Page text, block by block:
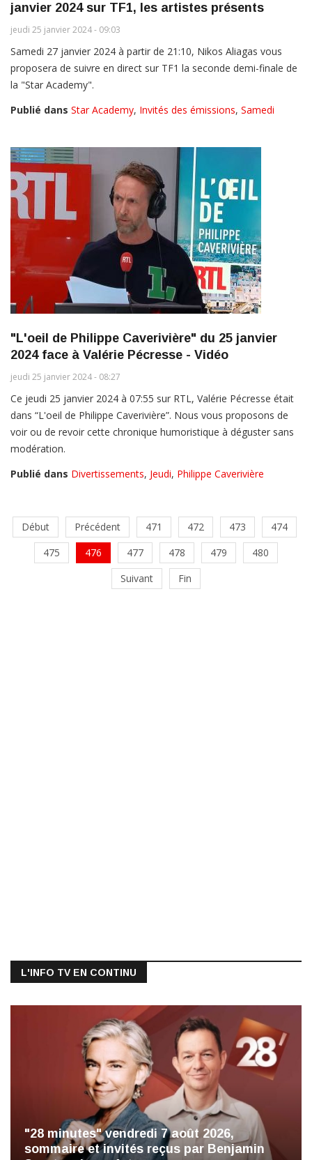
janvier 2024 sur TF1, les artistes présents
jeudi 25 janvier 2024 - 09:03
Samedi 27 janvier 2024 à partir de 21:10, Nikos Aliagas vous
proposera de suivre en direct sur TF1 la seconde demi-finale de
la "Star Academy".
Publié dans Star Academy, Invités des émissions, Samedi
"L'oeil de Philippe Caverivière" du 25 janvier
2024 face à Valérie Pécresse - Vidéo
jeudi 25 janvier 2024 - 08:27
Ce jeudi 25 janvier 2024 à 07:55 sur RTL, Valérie Pécresse était
dans “L'oeil de Philippe Caverivière”. Nous vous proposons de
voir ou de revoir cette chronique humoristique à déguster sans
modération.
Publié dans Divertissements, Jeudi, Philippe Caverivière
Début Précédent 471 472 473
474
475
476 477 478 479
480
Suivant
Fin
L'INFO TV EN CONTINU
"28 minutes" vendredi 7 août 2026,
sommaire et invités reçus par Benjamin